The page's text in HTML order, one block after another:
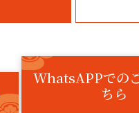
WhatsAPPでの
ちら